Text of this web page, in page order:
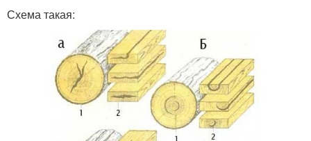
Схема такая: